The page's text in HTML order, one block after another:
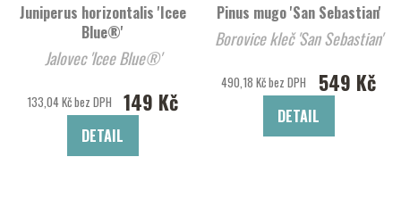
Juniperus horizontalis 'Icee
Blue®'
Jalovec 'Icee Blue®'
133,04 Kč bez DPH 149 Kč
DETAIL
Pinus mugo 'San Sebastian'
Borovice kleč 'San Sebastian'
490,18 Kč bez DPH 549 Kč
DETAIL